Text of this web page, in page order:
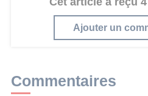
Ajouter un
Commentaires